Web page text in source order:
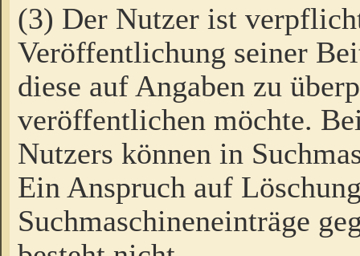
(3) Der Nutzer ist
Veröffentlichung seiner
diese auf Angaben zu
veröffentlichen möchte.
Nutzers können in
Ein Anspruch auf
Suchmaschineneinträge